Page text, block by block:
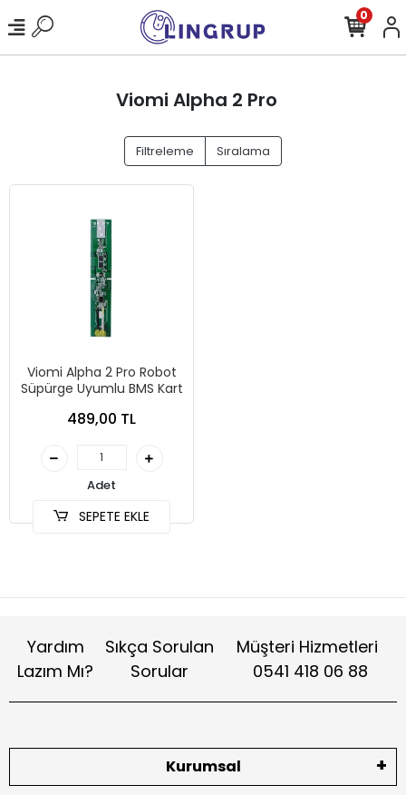
0
Viomi Alpha 2 Pro
Filtreleme Sıralama
Viomi Alpha 2 Pro Robot
Süpürge Uyumlu BMS Kart
489,00 TL
Adet
SEPETE EKLE
Yardım
Lazım Mı?
Sıkça Sorulan
Sorular
Müşteri Hizmetleri
0541 418 06 88
Kurumsal